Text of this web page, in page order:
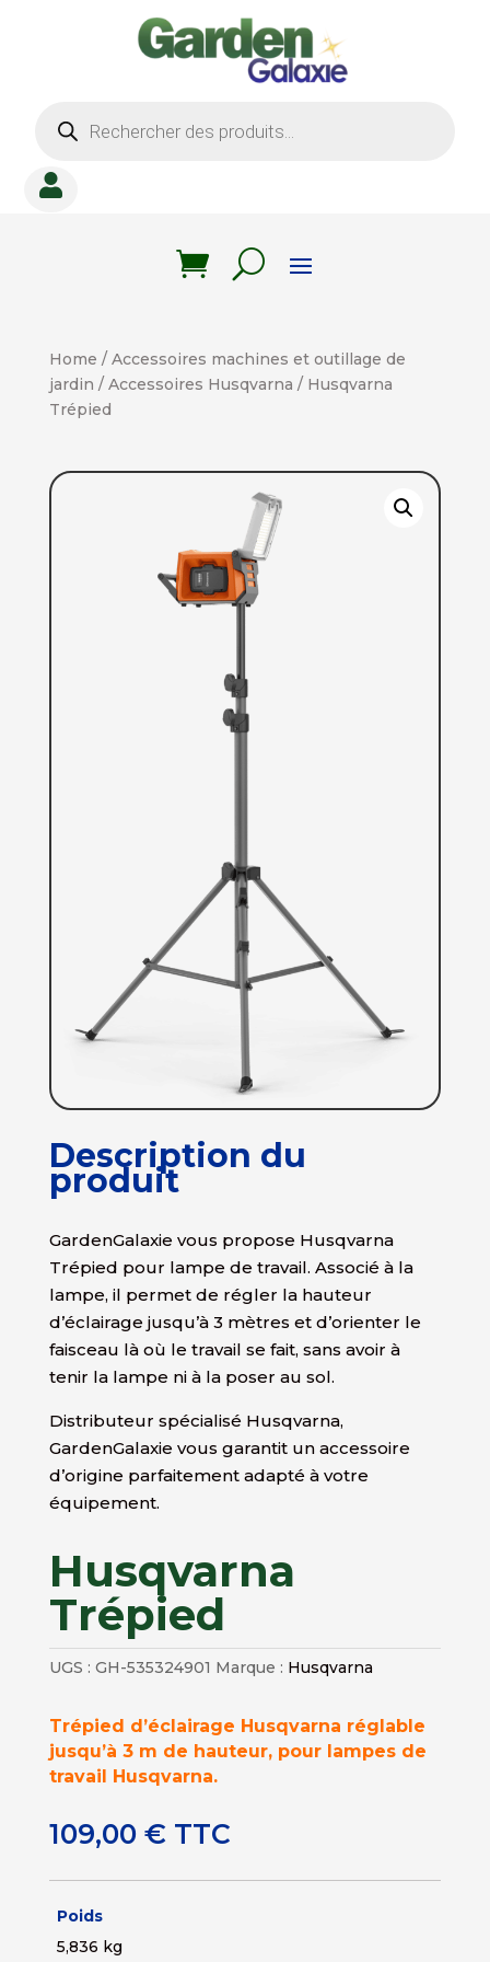
produits

Home / Accessoires machines et outillage de
jardin / Accessoires Husqvarna / Husqvarna
Trépied
Description du
produit
GardenGalaxie vous propose Husqvarna
Trépied pour lampe de travail. Associé à la
lampe, il permet de régler la hauteur
d’éclairage jusqu’à 3 mètres et d’orienter le
faisceau là où le travail se fait, sans avoir à
tenir la lampe ni à la poser au sol.
Distributeur spécialisé Husqvarna,
GardenGalaxie vous garantit un accessoire
d’origine parfaitement adapté à votre
équipement.
Husqvarna
Trépied
UGS : GH-535324901 Marque : Husqvarna
Trépied d’éclairage Husqvarna réglable
jusqu’à 3 m de hauteur, pour lampes de
travail Husqvarna.
109,00 € TTC
Poids
5,836 kg